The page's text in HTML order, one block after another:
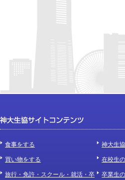
食事をする
買い物をする
旅行・免許・スクール・就活・卒
神大生
在校生
卒業生